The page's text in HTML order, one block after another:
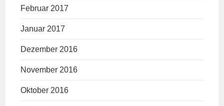
Februar 2017
Januar 2017
Dezember 2016
November 2016
Oktober 2016